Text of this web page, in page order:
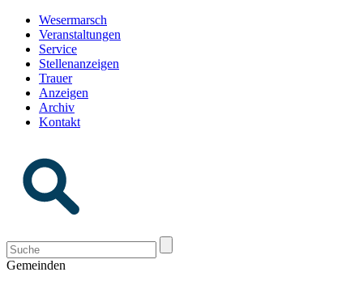
Wesermarsch
Veranstaltungen
Service
Stellenanzeigen
Trauer
Anzeigen
Archiv
Kontakt
Gemeinden